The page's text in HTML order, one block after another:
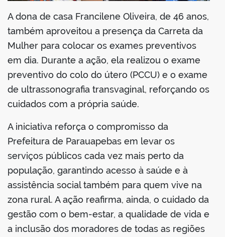
A dona de casa Francilene Oliveira, de 46 anos,
também aproveitou a presença da Carreta da
Mulher para colocar os exames preventivos
em dia. Durante a ação, ela realizou o exame
preventivo do colo do útero (PCCU) e o exame
de ultrassonografia transvaginal, reforçando os
cuidados com a própria saúde.
A iniciativa reforça o compromisso da
Prefeitura de Parauapebas em levar os
serviços públicos cada vez mais perto da
população, garantindo acesso à saúde e à
assistência social também para quem vive na
zona rural. A ação reafirma, ainda, o cuidado da
gestão com o bem-estar, a qualidade de vida e
a inclusão dos moradores de todas as regiões